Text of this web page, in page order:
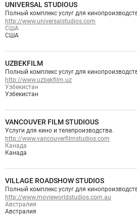
США
США
http://www.universalstudios.com
UNIVERSAL STUDIOUS
Полный комплекс услуг для
Узбекистан
Узбекистан
http://www.uzbekfilm.uz
UZBEKFILM
Полный комплекс услуг для
Канада
Канада
http://www.vancouverfilmstudios.com
VANCOUVER FILM STUDIOUS
Услуги для кино и телепроизводства.
Австралия
Австралия
http://www.movieworldstudios.com.au
VILLAGE ROADSHOW STUDIOS
Полный комплекс услуг для